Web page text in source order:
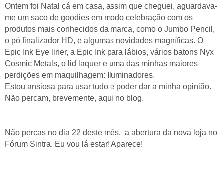
Ontem foi Natal cá em casa, assim que cheguei, aguardava-
me um saco de goodies em modo celebração com os
produtos mais conhecidos da marca, como o Jumbo Pencil,
o pó finalizador HD, e algumas novidades magníficas. O
Epic Ink Eye liner, a Epic Ink para lábios, vários batons Nyx
Cosmic Metals, o lid laquer e uma das minhas maiores
perdições em maquilhagem: Iluminadores.
Estou ansiosa para usar tudo e poder dar a minha opinião.
Não percam, brevemente, aqui no blog.
Não percas no dia 22 deste mês, a abertura da nova loja no
Fórum Sintra. Eu vou lá estar! Aparece!